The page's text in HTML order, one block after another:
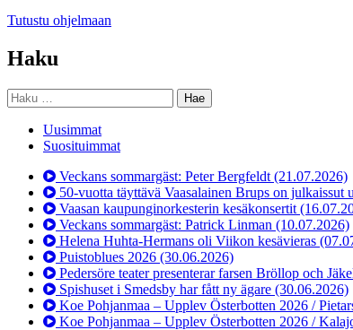
Tutustu ohjelmaan
Haku
Haku:
Uusimmat
Suosituimmat
Veckans sommargäst: Peter Bergfeldt (21.07.2026)
50-vuotta täyttävä Vaasalainen Brups on julkaissut
Vaasan kaupunginorkesterin kesäkonsertit
Veckans sommargäst: Patrick Linman (10.07.2026)
Helena Huhta-Hermans oli Viikon kesävieras
Puistoblues 2026 (30.06.2026)
Pedersöre teater presenterar farsen Bröllop och
Spishuset i Smedsby har fått ny ägare (30.06.2026)
Koe Pohjanmaa – Upplev Österbotten 2026 /
Koe Pohjanmaa – Upplev Österbotten 2026 /